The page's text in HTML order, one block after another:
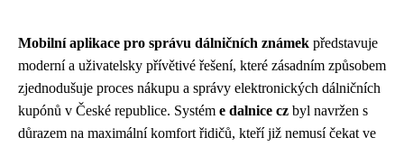
Mobilní aplikace pro správu dálničních známek představuje
moderní a uživatelsky přívětivé řešení, které zásadním způsobem
zjednodušuje proces nákupu a správy elektronických dálničních
kupónů v České republice. Systém e dalnice cz byl navržen s
důrazem na maximální komfort řidičů, kteří již nemusí čekat ve